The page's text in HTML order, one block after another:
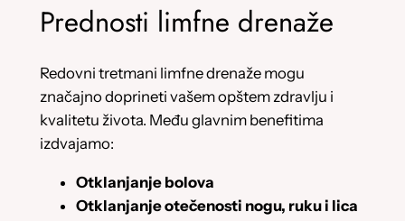
Prednosti limfne drenaže
Redovni tretmani limfne drenaže mogu
značajno doprineti vašem opštem zdravlju i
kvalitetu života. Među glavnim benefitima
izdvajamo:
Otklanjanje bolova
Otklanjanje otečenosti nogu, ruku i lica